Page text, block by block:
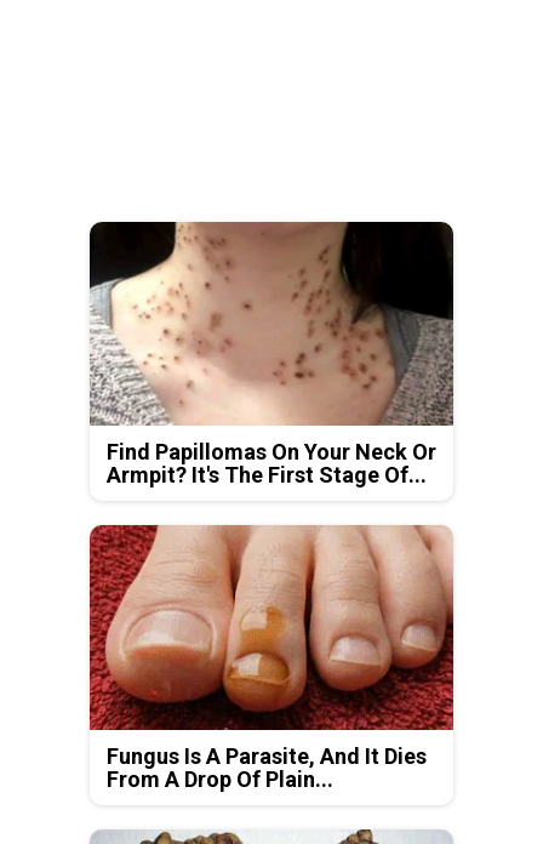
Find Papillomas On Your Neck Or
Armpit? It's The First Stage Of...
Fungus Is A Parasite, And It Dies
From A Drop Of Plain...